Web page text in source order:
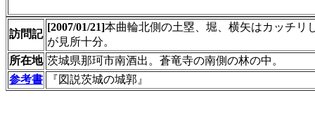
訪問記
[2007/01/21]本曲輪北側の土塁、堀、横矢はカッチリ
が見所十分。
所在地 茨城県那珂市南酒出。蒼竜寺の南側の林の中。
参考書
『図説茨城の城郭』